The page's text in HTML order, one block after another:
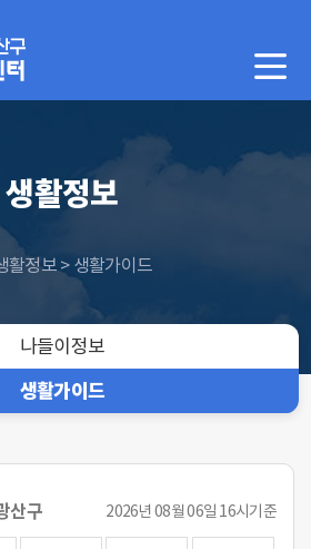
생활정보
활정보 > 생활가이드
나들이정보
생활가이드
산구 2026년 08월 06일 16시기준